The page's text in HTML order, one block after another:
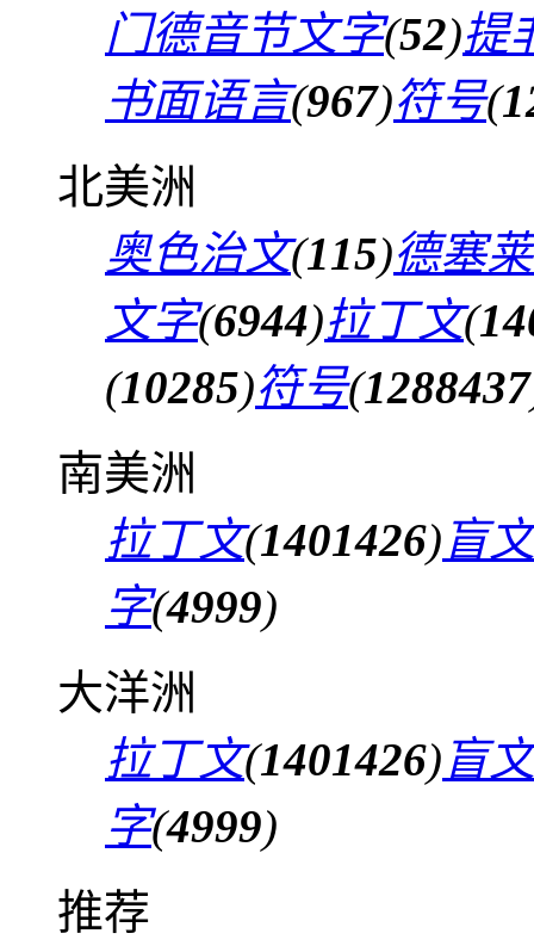
门德音节文字(52)提
书面语言(967)符号(
北美洲
奥色治文(115)德塞
文字(6944)拉丁文(
(10285)符号(1288437
南美洲
拉丁文(1401426)盲文
字(4999)
大洋洲
拉丁文(1401426)盲文
字(4999)
推荐